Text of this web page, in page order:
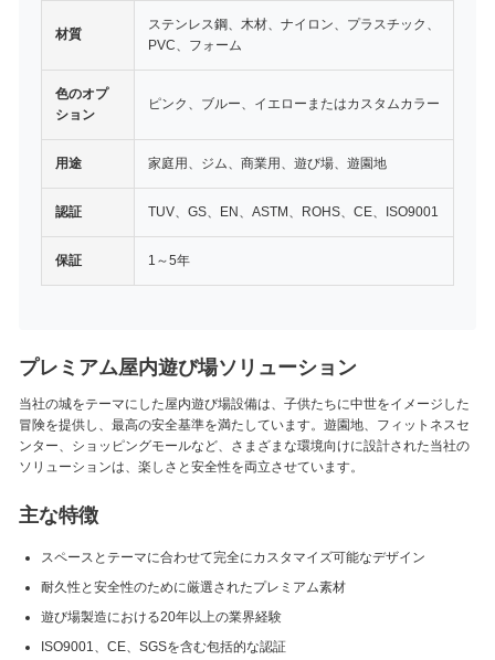
材質
ステンレス鋼、木材、ナイロン、プラスチック、
PVC、フォーム
色のオプ
ション
ピンク、ブルー、イエローまたはカスタムカラー
用途 家庭用、ジム、商業用、遊び場、遊園地
認証 TUV、GS、EN、ASTM、ROHS、CE、ISO9001
保証 1～5年
プレミアム屋内遊び場ソリューション
当社の城をテーマにした屋内遊び場設備は、子供たちに中世をイメージした
冒険を提供し、最高の安全基準を満たしています。遊園地、フィットネスセ
ンター、ショッピングモールなど、さまざまな環境向けに設計された当社の
ソリューションは、楽しさと安全性を両立させています。
主な特徴
スペースとテーマに合わせて完全にカスタマイズ可能なデザイン
耐久性と安全性のために厳選されたプレミアム素材
遊び場製造における20年以上の業界経験
ISO9001、CE、SGSを含む包括的な認証